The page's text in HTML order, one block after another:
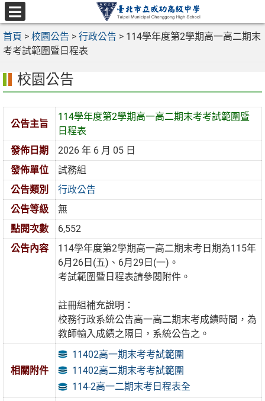
跳
至
主
要
區
選
單
首頁 > 校園公告 > 行政公告 > 114學年度第2學期高一高二期末
考考試範圍暨日程表
校園公告
公告主旨
114學年度第2學期高一高二期末考考試範圍暨
日程表
發佈日期
2026 年 6 月 05 日
發佈單位
試務組
公告類別
行政公告
公告等級
無
點閱次數
6,552
公告內容
114學年度第2學期高一高二期末考日期為115年
6月26日(五)、6月29日(一)。
考試範圍暨日程表請參閱附件。
註冊組補充說明：
校務行政系統公告高一高二期末考成績時間，為
教師輸入成績之隔日，系統公告之。
相關附件
11402高一期末考考試範圍
11402高二期末考考試範圍
114-2高一二期末考日程表全